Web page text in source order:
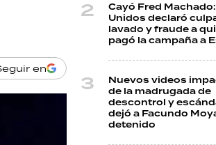
en
Cayó Fred
Unidos declaró
lavado y fraude a
pagó la campaña a
Nuevos videos
de la madrugada de
descontrol y
dejó a Facundo
detenido